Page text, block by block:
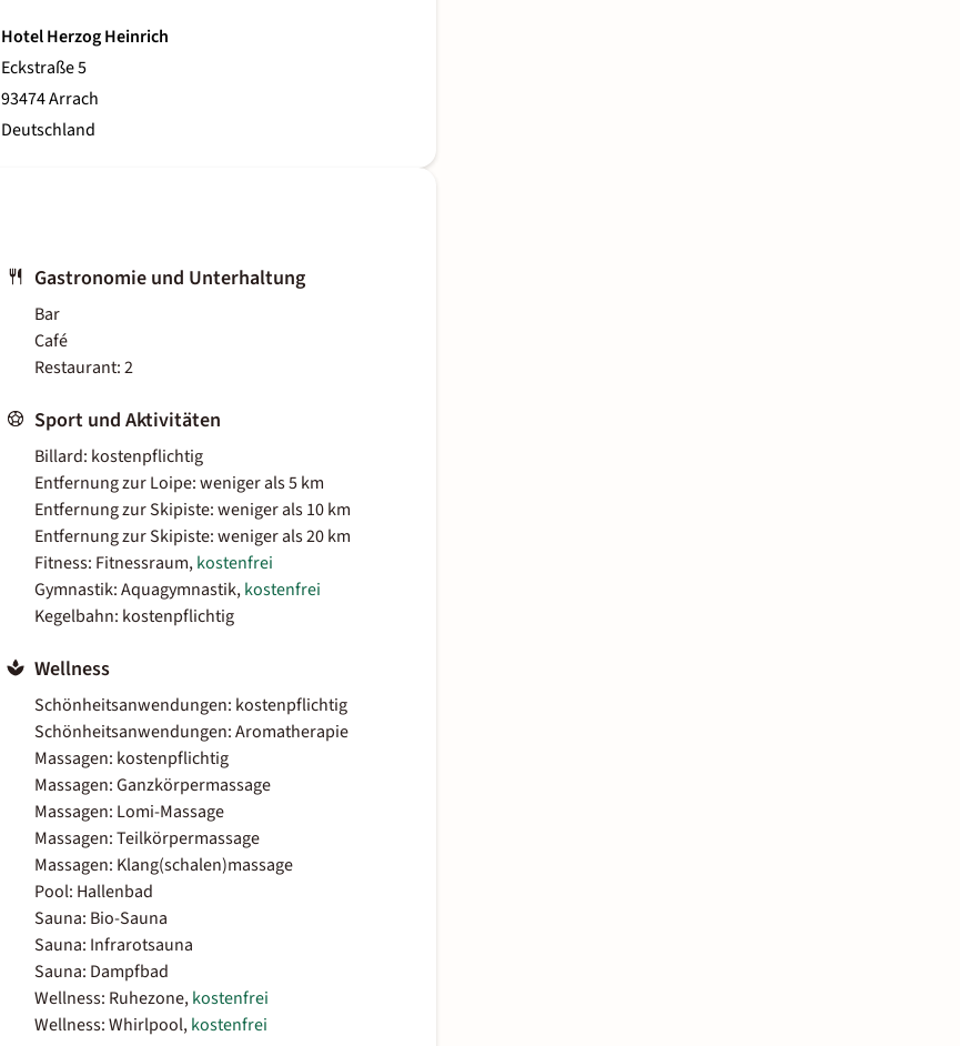
Hotel Herzog Heinrich
Eckstraße 5
93474 Arrach
Deutschland
Gastronomie und Unterhaltung
Bar
Café
Restaurant: 2
Sport und Aktivitäten
Billard: kostenpflichtig
Entfernung zur Loipe: weniger als 5 km
Entfernung zur Skipiste: weniger als 10 km
Entfernung zur Skipiste: weniger als 20 km
Fitness: Fitnessraum,kostenfrei
Gymnastik: Aquagymnastik,kostenfrei
Kegelbahn: kostenpflichtig
Wellness
Schönheitsanwendungen: kostenpflichtig
Schönheitsanwendungen: Aromatherapie
Massagen: kostenpflichtig
Massagen: Ganzkörpermassage
Massagen: Lomi-Massage
Massagen: Teilkörpermassage
Massagen: Klang(schalen)massage
Pool: Hallenbad
Sauna: Bio-Sauna
Sauna: Infrarotsauna
Sauna: Dampfbad
Wellness: Ruhezone,kostenfrei
Wellness: Whirlpool,kostenfrei